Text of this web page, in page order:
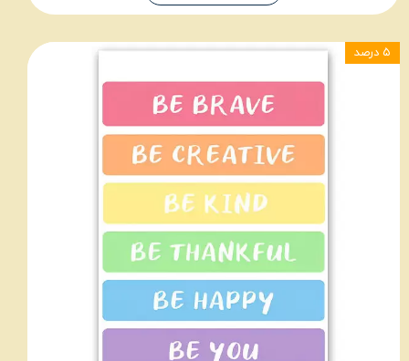
۵ درصد